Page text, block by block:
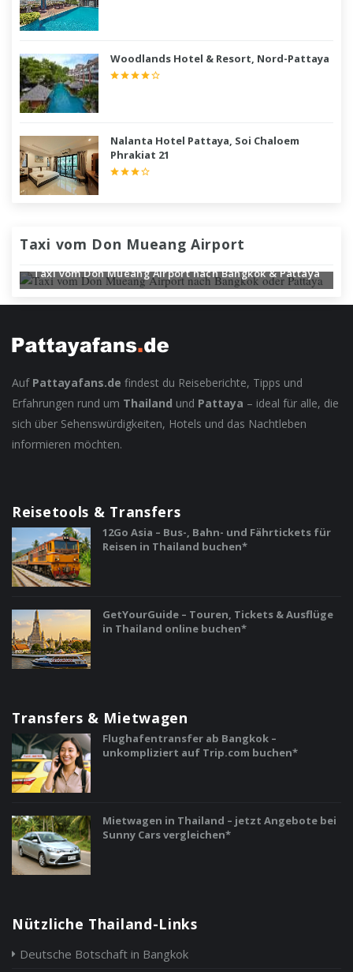
Woodlands Hotel & Resort, Nord-Pattaya
Nalanta Hotel Pattaya, Soi Chaloem
Phrakiat 21
Taxi vom Don Mueang Airport
Taxi vom Don Mueang Airport nach Bangkok & Pattaya
Auf Pattayafans.de findest du Reiseberichte, Tipps und
Erfahrungen rund um Thailand und Pattaya – ideal für alle, die
sich über Sehenswürdigkeiten, Hotels und das Nachtleben
informieren möchten.
Reisetools & Transfers
12Go Asia – Bus-, Bahn- und Fährtickets für
Reisen in Thailand buchen*
GetYourGuide – Touren, Tickets & Ausflüge
in Thailand online buchen*
Transfers & Mietwagen
Flughafentransfer ab Bangkok –
unkompliziert auf Trip.com buchen*
Mietwagen in Thailand – jetzt Angebote bei
Sunny Cars vergleichen*
Nützliche Thailand-Links
Deutsche Botschaft in Bangkok